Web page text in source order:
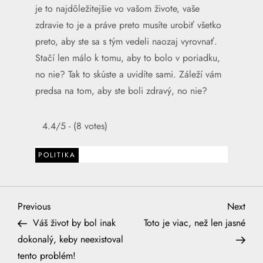
je to najdôležitejšie vo vašom živote, vaše
zdravie to je a práve preto musíte urobiť všetko
preto, aby ste sa s tým vedeli naozaj vyrovnať.
Stačí len málo k tomu, aby to bolo v poriadku,
no nie? Tak to skúste a uvidíte sami. Záleží vám
predsa na tom, aby ste boli zdravý, no nie?
4.4/5 - (8 votes)
POLITIKA
N
a
Previous
Post
Previous
Váš život by bol inak
dokonalý, keby neexistoval
tento problém!
Next
Post
Next
Toto je viac, než len jasné